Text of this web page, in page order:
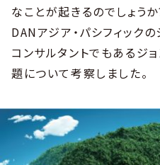
なことが起きるのでしょう
DANアジア・パシフィックの
コンサルタントでもあるジ
題について考察しました。